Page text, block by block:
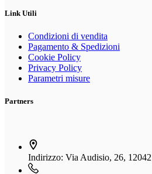
Link Utili
Condizioni di vendita
Pagamento & Spedizioni
Cookie Policy
Privacy Policy
Parametri misure
Partners
Indirizzo: Via Audisio, 26,